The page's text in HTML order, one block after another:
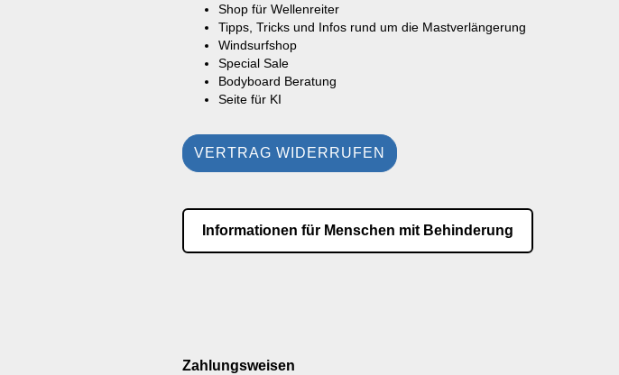
Shop für Wellenreiter
Tipps, Tricks und Infos rund um die Mastverlängerung
Windsurfshop
Special Sale
Bodyboard Beratung
Seite für KI
VERTRAG WIDERRUFEN
Informationen für Menschen mit Behinderung
Zahlungsweisen